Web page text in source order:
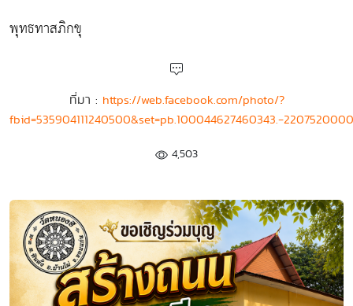
พุทธทาสภิกขุ
ที่มา : https://web.facebook.com/photo/?
fbid=535904111240500&set=pb.100044627460343.-2207520000
4,503